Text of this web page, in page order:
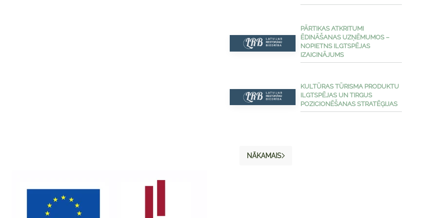
PĀRTIKAS ATKRITUMI
ĒDINĀŠANAS UZŅĒMUMOS –
NOPIETNS ILGTSPĒJAS
IZAICINĀJUMS
KULTŪRAS TŪRISMA PRODUKTU
ILGTSPĒJAS UN TIRGUS
POZICIONĒŠANAS STRATĒĢIJAS
NĀKAMAIS